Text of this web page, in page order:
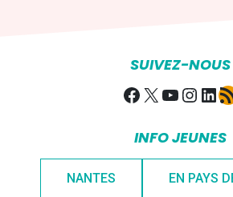
SUIVEZ-NOUS
Facebook
X
INFO JEUNES
NANTES EN PAYS